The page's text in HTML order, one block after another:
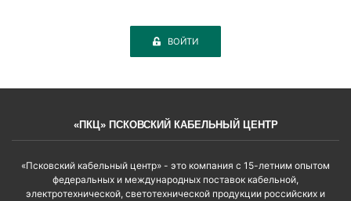
ВОЙТИ
«ПКЦ» ПСКОВСКИЙ КАБЕЛЬНЫЙ ЦЕНТР
«Псковский кабельный центр» - это компания с 15-летним опытом
федеральных и международных поставок кабельной,
электротехнической, светотехнической продукции российских и